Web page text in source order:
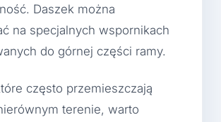
Daszek można
na specjalnych wspornikach
do górnej części ramy.
często przemieszczają
terenie, warto